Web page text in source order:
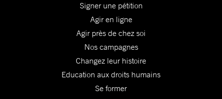
Signer une pétition
Agir en ligne
Agir près de chez soi
Nos campagnes
Changez leur histoire
Education aux droits humains
Se former